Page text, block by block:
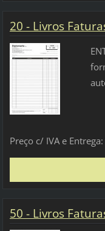
20 - Livros
Preço c/ IVA e Entrega:
50 - Livros